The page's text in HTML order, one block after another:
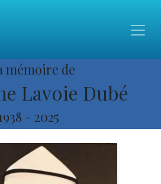
mémoire de
Lavoie Dubé
- 2025